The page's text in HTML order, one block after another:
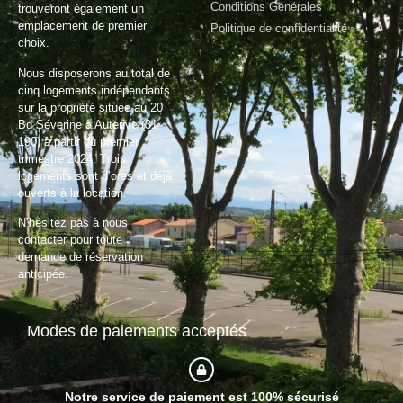
trouveront également un
emplacement de premier
choix.
Nous disposerons au total de
cinq logements indépendants
sur la propriété située au 20
Bd Séverine à Auterive (31
190) à partir du premier
trimestre 2024. Trois
logements sont d’ores et déjà
ouverts à la location.
N’hésitez pas à nous
contacter pour toute
demande de réservation
anticipée.
Conditions Générales
Politique de confidentialité
Modes de paiements acceptés
Notre service de paiement est 100% sécurisé